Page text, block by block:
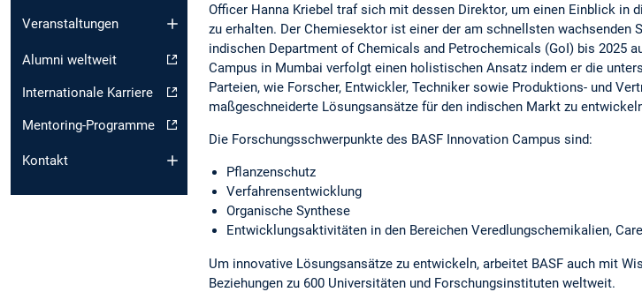
Veranstaltungen
Alumni weltweit
Internationale Karriere
Mentoring-Programme
Kontakt
Officer Hanna Kriebel traf sich mit dessen Direktor, um einen Einblick in
zu erhalten. Der Chemiesektor ist einer der am schnellsten wachsenden
indischen Department of Chemicals and Petrochemicals (GoI) bis 2025
Campus in Mumbai verfolgt einen holistischen Ansatz indem er die
Parteien, wie Forscher, Entwickler, Techniker sowie Produktions- und
maßgeschneiderte Lösungsansätze für den indischen Markt zu
Die Forschungsschwerpunkte des BASF Innovation Campus sind:
Pflanzenschutz
Verfahrensentwicklung
Organische Synthese
Entwicklungsaktivitäten in den Bereichen Veredlungschemikalien,
Um innovative Lösungsansätze zu entwickeln, arbeitet BASF auch mit
Beziehungen zu 600 Universitäten und Forschungsinstituten weltweit.